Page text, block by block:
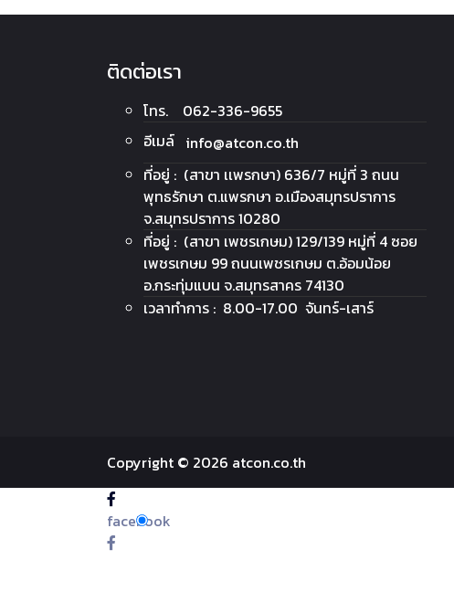
ติดต่อเรา
โทร. 062-336-9655
อีเมล์ info@atcon.co.th
ที่อยู่ : (สาขา เเพรกษา) 636/7 หมู่ที่ 3 ถนน
พุทธรักษา ต.แพรกษา อ.เมืองสมุทรปราการ
จ.สมุทรปราการ 10280
ที่อยู่ : (สาขา เพชรเกษม) 129/139 หมู่ที่ 4 ซอย
เพชรเกษม 99 ถนนเพชรเกษม ต.อ้อมน้อย
อ.กระทุ่มแบน จ.สมุทรสาคร 74130
เวลาทำการ : 8.00-17.00 จันทร์-เสาร์
Copyright © 2026 atcon.co.th
facebook